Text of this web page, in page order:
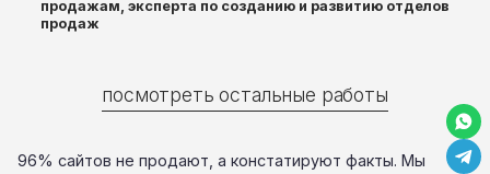
продажам, эксперта по созданию и развитию отделов
продаж
посмотреть остальные работы
96% сайтов не продают, а констатируют факты. Мы